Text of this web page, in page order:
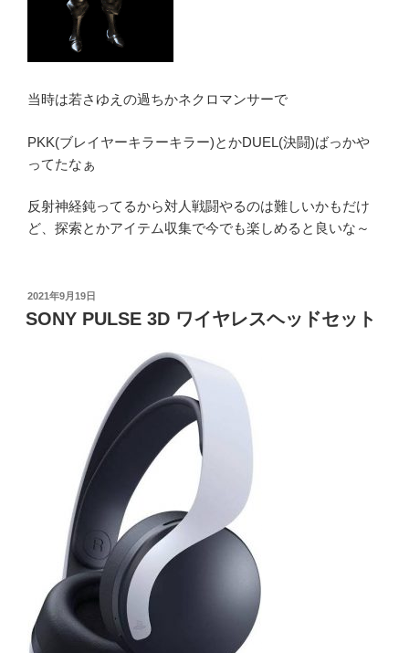
当時は若さゆえの過ちかネクロマンサーで
PKK(ブレイヤーキラーキラー)とかDUEL(決闘)ばっかや
ってたなぁ
反射神経鈍ってるから対人戦闘やるのは難しいかもだけ
ど、探索とかアイテム収集で今でも楽しめると良いな～
投
稿
日:
2021年9月19日
SONY PULSE 3D ワイヤレスヘッドセット